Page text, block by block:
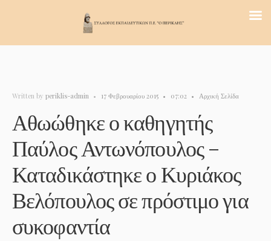
Written by periklis-admin • 17 Φεβρουαρίου 2015 • 07:02 • Αρχική Σελίδα
Αθωώθηκε ο καθηγητής
Παύλος Αντωνόπουλος –
Καταδικάστηκε ο Κυριάκος
Βελόπουλος σε πρόστιμο για
συκοφαντία